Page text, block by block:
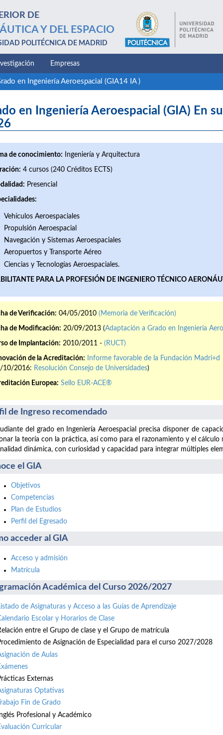
DE
Y DEL ESPACIO
POLITÉCNICA DE MADRID
Empresas
en Ingeniería Aeroespacial (GIA14 IA )
en Ingeniería Aeroespacial (GIA) En
de conocimiento: Ingeniería y Arquitectura
4 cursos (240 Créditos ECTS)
Presencial
Vehículos Aeroespaciales
Propulsión Aeroespacial
Navegación y Sistemas Aeroespaciales
Aeropuertos y Transporte Aéreo
Ciencias y Tecnologías Aeroespaciales.
PARA LA PROFESIÓN DE INGENIERO TÉCNICO
de Verificación: 04/05/2010 (Memoria de Verificación)
de Modificación: 20/09/2013 (Adaptación a Grado en Ingeniería
de Implantación: 2010/2011 - (RUCT)
de la Acreditación:
Informe favorable de la Fundación Madri+d
10/2016: Resolución Consejo de Universidades)
Europea: Sello EUR-ACE®
de Ingreso recomendado
del grado en Ingeniería Aeroespacial precisa disponer de
la teoría con la práctica, así como para el razonamiento y el
dinámica, con curiosidad y capacidad para integrar múltiples
el GIA
Objetivos
Competencias
Plan de Estudios
Perfil del Egresado
acceder al GIA
Acceso y admisión
Matrícula
Académica del Curso 2026/2027
de Asignaturas y Acceso a las Guías de Aprendizaje
Escolar y Horarios de Clase
entre el Grupo de clase y el Grupo de matrícula
de Asignación de Especialidad para el curso 2027/2028
de Aulas
Externas
Optativas
Fin de Grado
Profesional y Académico
Curricular